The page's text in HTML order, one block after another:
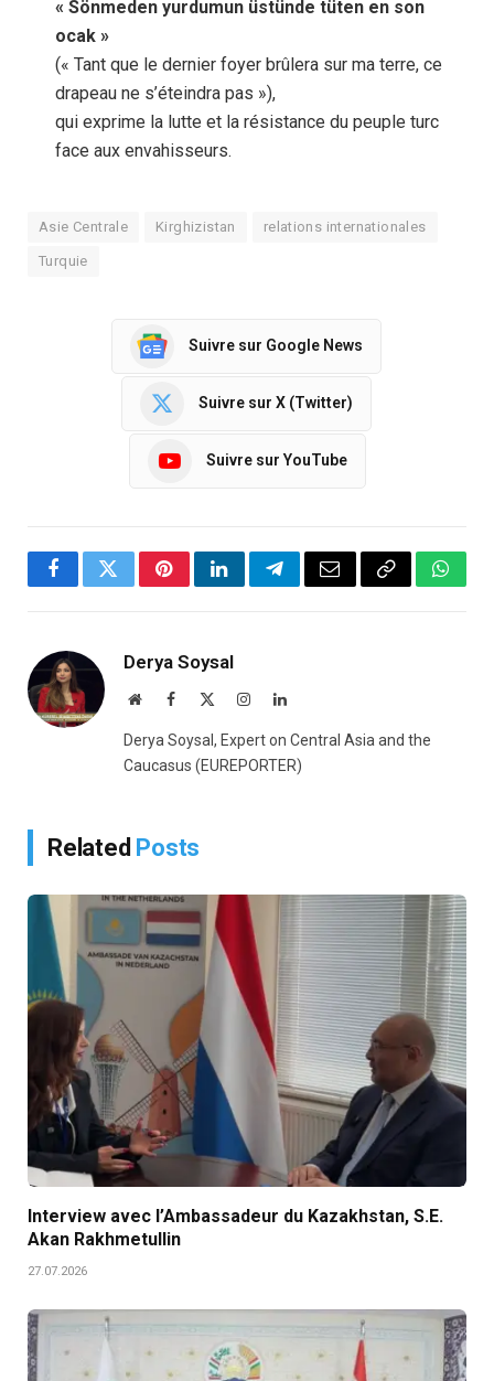
« Sönmeden yurdumun üstünde tüten en son
ocak »
(« Tant que le dernier foyer brûlera sur ma terre, ce
drapeau ne s’éteindra pas »),
qui exprime la lutte et la résistance du peuple turc
face aux envahisseurs.
Asie Centrale Kirghizistan relations internationales
Turquie
Suivre sur Google News
Suivre sur X (Twitter)
Suivre sur YouTube
FacebookTwitterPinterestLinkedInTelegramEmail Copy
Derya Soysal
WebsiteFacebook InstagramLinkedIn
Derya Soysal, Expert on Central Asia and the
Caucasus (EUREPORTER)
Related Posts
Interview avec l’Ambassadeur du Kazakhstan, S.E.
Akan Rakhmetullin
27.07.2026